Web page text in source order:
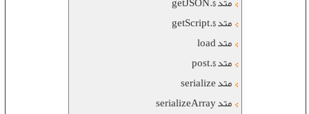
متد $.getScript
متد load
متد $.post
متد serialize
متد serializeArray